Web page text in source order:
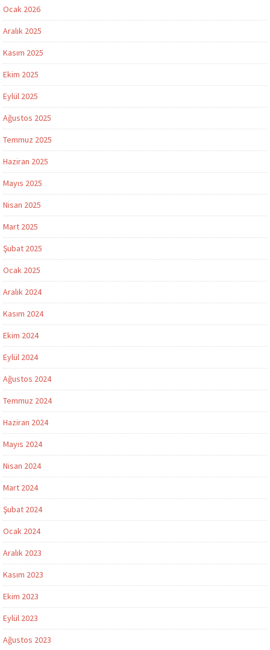
Ocak 2026
Aralık 2025
Kasım 2025
Ekim 2025
Eylül 2025
Ağustos 2025
Temmuz 2025
Haziran 2025
Mayıs 2025
Nisan 2025
Mart 2025
Şubat 2025
Ocak 2025
Aralık 2024
Kasım 2024
Ekim 2024
Eylül 2024
Ağustos 2024
Temmuz 2024
Haziran 2024
Mayıs 2024
Nisan 2024
Mart 2024
Şubat 2024
Ocak 2024
Aralık 2023
Kasım 2023
Ekim 2023
Eylül 2023
Ağustos 2023